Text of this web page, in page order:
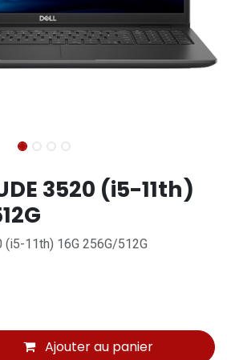
3520 (i5-11th)
(i5-11th) 16G 256G/512G
Ajouter au panier